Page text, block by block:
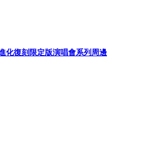
化復刻限定版演唱會系列周邊